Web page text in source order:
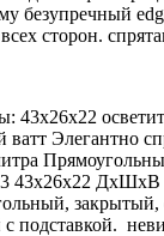
безупречный
всех сторон.
43х26х22
ватт Элегантно
43х26х22 ДхШхВ
закрытый,
с подставкой.